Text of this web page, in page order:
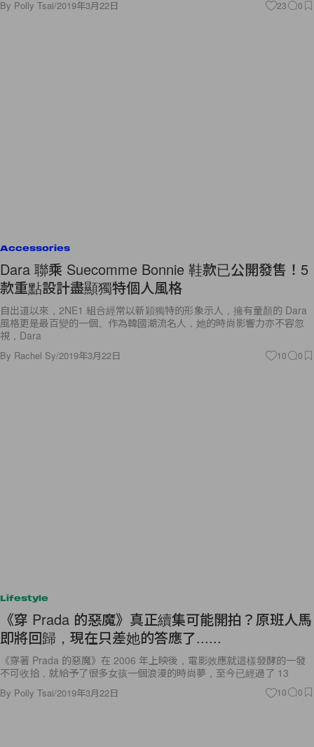
By Polly Tsai/2019年3月22日 23 0
Accessories
Dara 聯乘 Suecomme Bonnie 鞋款已公開發售！5
款重點設計盡顯獨特個人風格
自出道以來，2NE1 組合經常以新穎獨特的形象示人，擁有童顏的 Dara
風格更是最百變的一個。作為韓國潮流名人，她的時尚影響力亦不容忽
視，Dara
By Rachel Sy/2019年3月22日 10 0
Lifestyle
《穿 Prada 的惡魔》真正續集可能開拍？原班人馬
即將回歸，現在只差她的答應了......
《穿著 Prada 的惡魔》在 2006 年上映後，電影效應就這樣發酵的一發
不可收拾，就給予了很多女孩一個浪漫的時尚夢，至今已經過了 13
By Polly Tsai/2019年3月22日 10 0